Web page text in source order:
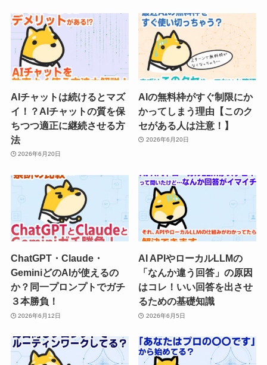
AIチャットは続けるとマズ
イ！？AIチャットの質を保
ちつつ適正に継続させる方
法
2026年6月20日
AIの無料枠がすぐ制限にか
かってしまう理由【このク
セがある人は注意！】
2026年6月20日
ChatGPT・Claude・
GeminiどのAIが使えるの
か？同一プロンプトでガチ
３本勝負！
2026年6月12日
AI APIやローカルLLMの
「なんか違う回答」の原因
はコレ！いい回答を出させ
るための基礎知識
2026年6月5日